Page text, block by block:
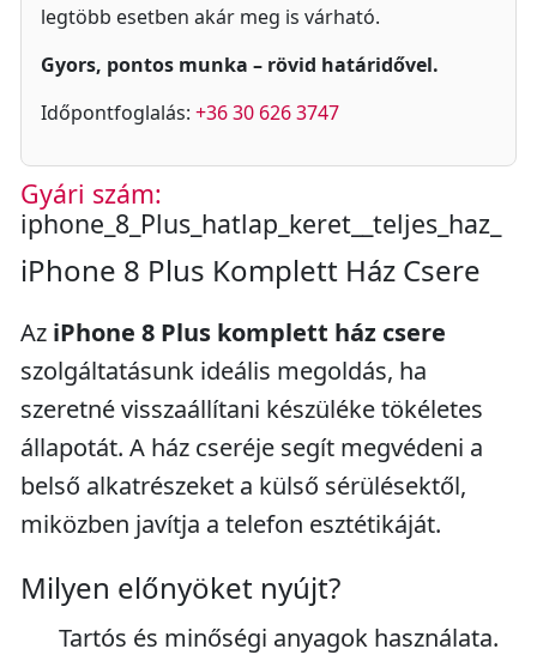
legtöbb esetben akár meg is várható.
Gyors, pontos munka – rövid határidővel.
Időpontfoglalás: +36 30 626 3747
Gyári szám:
iphone_8_Plus_hatlap_keret__teljes_haz_
iPhone 8 Plus Komplett Ház Csere
Az iPhone 8 Plus komplett ház csere
szolgáltatásunk ideális megoldás, ha
szeretné visszaállítani készüléke tökéletes
állapotát. A ház cseréje segít megvédeni a
belső alkatrészeket a külső sérülésektől,
miközben javítja a telefon esztétikáját.
Milyen előnyöket nyújt?
Tartós és minőségi anyagok használata.